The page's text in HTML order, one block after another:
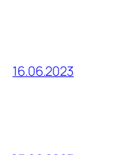
16.06.2023